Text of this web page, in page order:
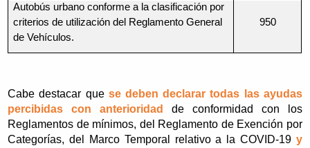
Autobús urbano conforme a la clasificación por
criterios de utilización del Reglamento General
de Vehículos.
950
Cabe destacar que se deben declarar todas las ayudas
percibidas con anterioridad
de conformidad con los
Reglamentos de mínimos, del Reglamento de Exención por
Categorías, del Marco Temporal relativo a la COVID-19 y